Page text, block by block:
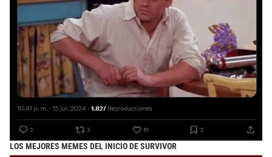
LOS MEJORES MEMES DEL INICIO DE SURVIVOR